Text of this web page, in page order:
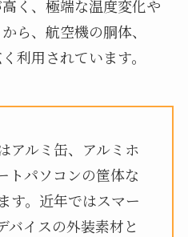
く、極端な温度変化や
ら、航空機の胴体、
利用されています。
アルミ缶、アルミホ
トパソコンの筐体な
す。近年ではスマー
バイスの外装素材と